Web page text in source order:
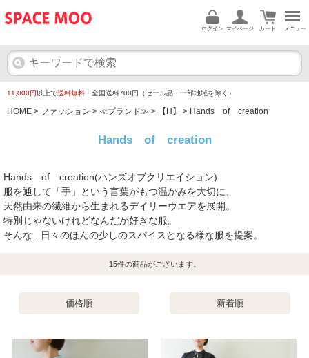
メニュー
カート
マイページ
ログイン
11,000円 以上で送料無料 ・全国送料700円（セール品・一部地域を除く）
HOME > ファッション > ≪ブランド≫ > 【H】 > Hands of creation
Hands of creation
Hands of creation(ハンズオブクリエイション)
服を通して「手」という言葉がもつ温かみを大切に、
天然由来の繊維から生まれるデイリーウエアを展開。
特別じゃないけれどなんだか好きな服。
そんな...日々のほんの少しのスパイスとなる様な服を提案。
15件の商品がございます。
価格順 新着順